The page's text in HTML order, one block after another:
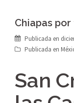
Chiapas
Publicada en
Publicada en
San